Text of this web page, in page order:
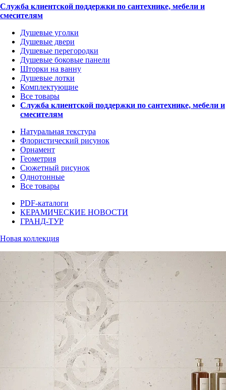
Служба клиентской поддержки по сантехнике, мебели и
смесителям
Душевые уголки
Душевые двери
Душевые перегородки
Душевые боковые панели
Шторки на ванну
Душевые лотки
Комплектующие
Все товары
Служба клиентской поддержки по сантехнике, мебели и
смесителям
Натуральная текстура
Флористический рисунок
Орнамент
Геометрия
Сюжетный рисунок
Однотонные
Все товары
PDF-каталоги
КЕРАМИЧЕСКИЕ НОВОСТИ
ГРАНД-ТУР
Новая коллекция